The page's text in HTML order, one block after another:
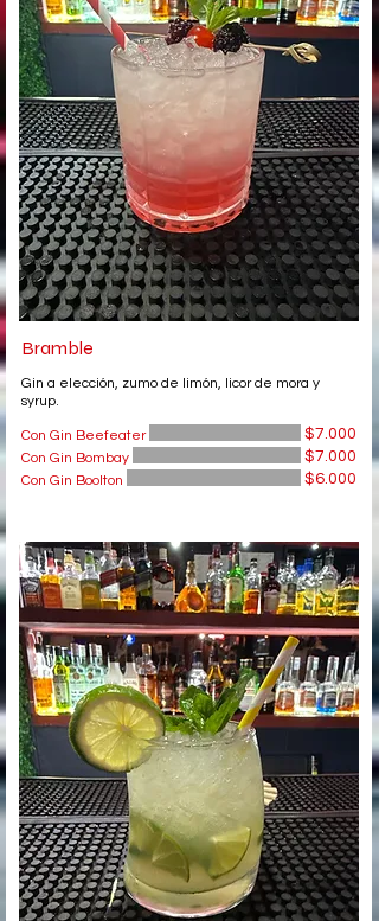
Bramble
Gin a elección, zumo de limón, licor de mora y
syrup.
Con Gin Beefeater $7.000
Con Gin Bombay $7.000
Con Gin Boolton $6.000